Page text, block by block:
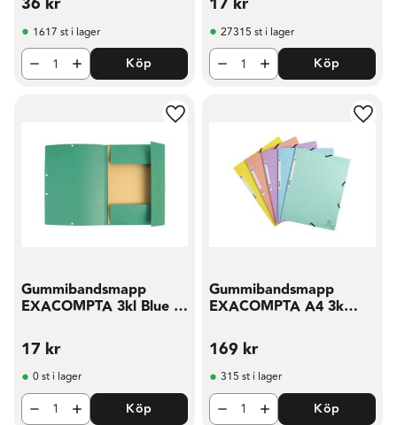
1617 st i lager
Köp
27315 st i lager
Köp
Gummibandsmapp
EXACOMPTA 3kl Blue A
17 kr
Lägg till i favoriter
0 st i lager
Köp
Gummibandsmapp
EXACOMPTA A4 3k
169 kr
315 st i lager
Köp